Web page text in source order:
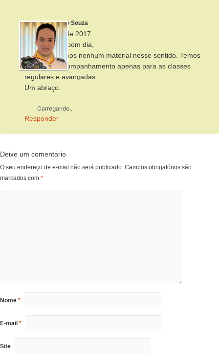
Alberto Souza
28 de março de 2017
Olá, Vinícius, bom dia,
Ainda não temos nenhum material nesse sentido. Temos
cartões de acompanhamento apenas para as classes
regulares e avançadas.
Um abraço.
Carregando...
Responder
Deixe um comentário
O seu endereço de e-mail não será publicado. Campos obrigatórios são
marcados com *
Nome *
E-mail *
Site